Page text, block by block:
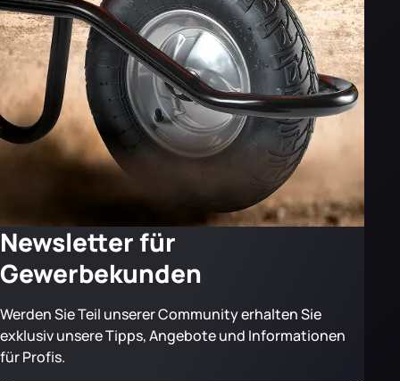
Newsletter für
Gewerbekunden
Werden Sie Teil unserer Community erhalten Sie
exklusiv unsere Tipps, Angebote und Informationen
für Profis.